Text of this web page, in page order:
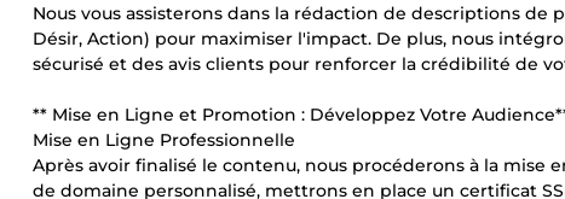
Nous vous assisterons dans la rédaction de descriptions
Désir, Action) pour maximiser l'impact. De plus, nous
sécurisé et des avis clients pour renforcer la crédibilité de
** Mise en Ligne et Promotion : Développez Votre
Mise en Ligne Professionnelle
Après avoir finalisé le contenu, nous procéderons à la
de domaine personnalisé, mettrons en place un certificat